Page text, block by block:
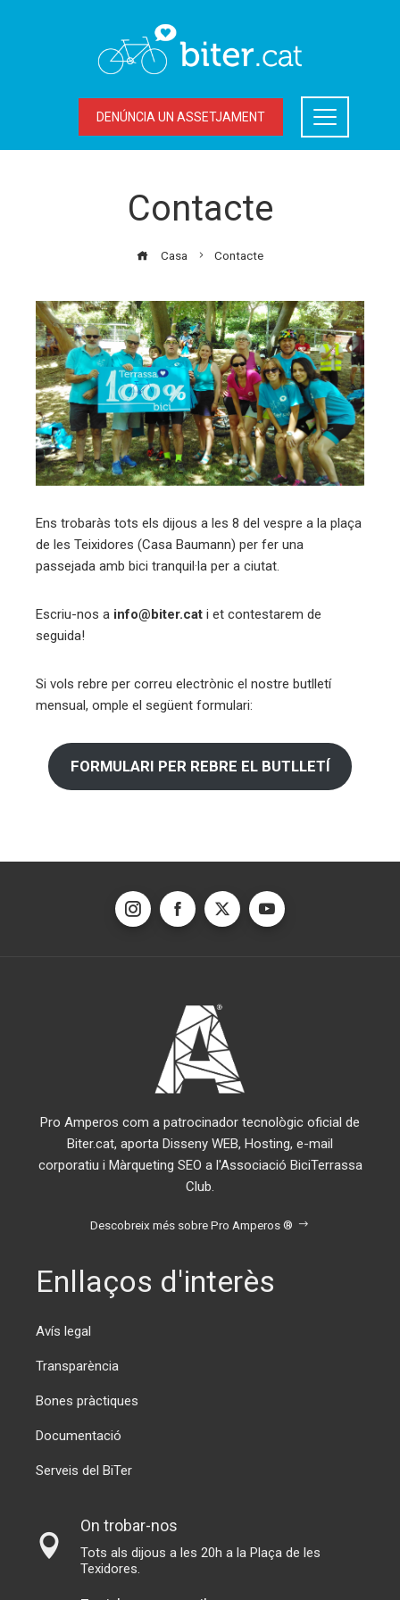
DENÚNCIA UN ASSETJAMENT
Contacte
Casa Contacte
Ens trobaràs tots els dijous a les 8 del vespre a la plaça
de les Teixidores (Casa Baumann) per fer una
passejada amb bici tranquil·la per a ciutat.
Escriu-nos a info@biter.cat i et contestarem de
seguida!
Si vols rebre per correu electrònic el nostre butlletí
mensual, omple el següent formulari:
FORMULARI PER REBRE EL BUTLLETÍ
Pro Amperos com a patrocinador tecnològic oficial de
Biter.cat, aporta Disseny WEB, Hosting, e-mail
corporatiu i Màrqueting SEO a l'Associació BiciTerrassa
Club.
Descobreix més sobre Pro Amperos ®
Enllaços d'interès
Avís legal
Transparència
Bones pràctiques
Documentació
Serveis del BiTer
On trobar-nos
Tots als dijous a les 20h a la Plaça de les
Texidores.